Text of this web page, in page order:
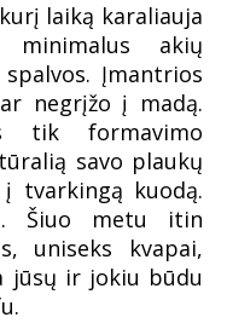
laiką karaliauja
akių
Įmantrios
negrįžo į madą.
tik formavimo
savo plaukų
tvarkingą kuodą.
Šiuo metu itin
uniseks kvapai,
jūsų ir jokiu būdu